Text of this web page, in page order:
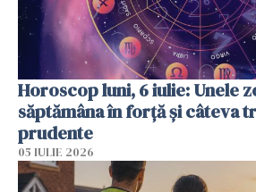
Horoscop luni, 6 iulie: Unele
săptămâna în forță și câteva
prudente
05 IULIE 2026